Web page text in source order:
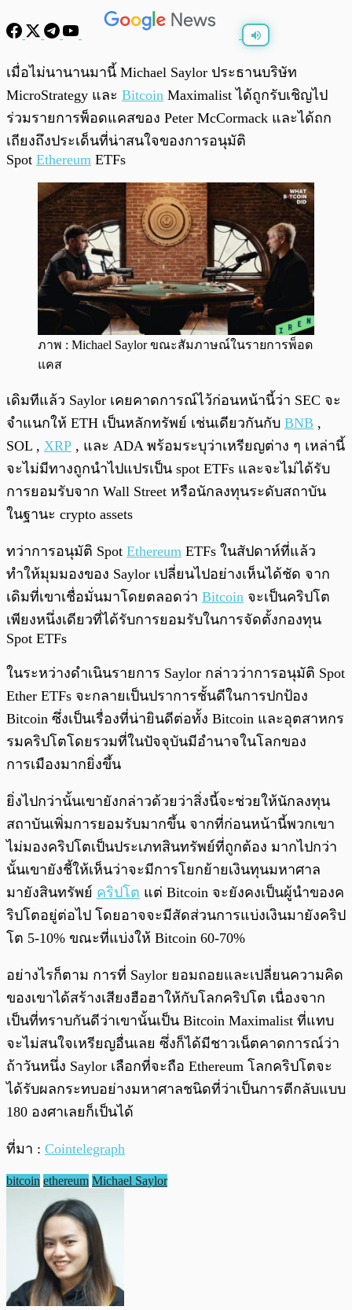
0:00/
เมื่อไม่นานานมานี้ Michael Saylor ประธานบริษัท
MicroStrategy และ Bitcoin Maximalist ได้ถูกรับเชิญไป
ร่วมรายการพ็อดแคสของ Peter McCormack และได้ถก
เถียงถึงประเด็นที่น่าสนใจของการอนุมัติ
Spot Ethereum ETFs
ภาพ : Michael Saylor ขณะสัมภาษณ์ในรายการพ็อด
แคส
เดิมทีแล้ว Saylor เคยคาดการณ์ไว้ก่อนหน้านี้ว่า SEC จะ
จำแนกให้ ETH เป็นหลักทรัพย์ เช่นเดียวกันกับ BNB ,
SOL , XRP , และ ADA พร้อมระบุว่าเหรียญต่าง ๆ เหล่านี้
จะไม่มีทางถูกนำไปแปรเป็น spot ETFs และจะไม่ได้รับ
การยอมรับจาก Wall Street หรือนักลงทุนระดับสถาบัน
ในฐานะ crypto assets
ทว่าการอนุมัติ Spot Ethereum ETFs ในสัปดาห์ที่แล้ว
ทำให้มุมมองของ Saylor เปลี่ยนไปอย่างเห็นได้ชัด จาก
เดิมที่เขาเชื่อมั่นมาโดยตลอดว่า Bitcoin จะเป็นคริปโต
เพียงหนึ่งเดียวที่ได้รับการยอมรับในการจัดตั้งกองทุน
Spot ETFs
ในระหว่างดำเนินรายการ Saylor กล่าวว่าการอนุมัติ Spot
Ether ETFs จะกลายเป็นปราการชั้นดีในการปกป้อง
Bitcoin ซึ่งเป็นเรื่องที่น่ายินดีต่อทั้ง Bitcoin และอุตสาหกร
รมคริปโตโดยรวมที่ในปัจจุบันมีอำนาจในโลกของ
การเมืองมากยิ่งขึ้น
ยิ่งไปกว่านั้นเขายังกล่าวด้วยว่าสิ่งนี้จะช่วยให้นักลงทุน
สถาบันเพิ่มการยอมรับมากขึ้น จากที่ก่อนหน้านี้พวกเขา
ไม่มองคริปโตเป็นประเภทสินทรัพย์ที่ถูกต้อง มากไปกว่า
นั้นเขายังชี้ให้เห็นว่าจะมีการโยกย้ายเงินทุนมหาศาล
มายังสินทรัพย์ คริปโต แต่ Bitcoin จะยังคงเป็นผู้นำของค
ริปโตอยู่ต่อไป โดยอาจจะมีสัดส่วนการแบ่งเงินมายังคริป
โต 5-10% ขณะที่แบ่งให้ Bitcoin 60-70%
อย่างไรก็ตาม การที่ Saylor ยอมถอยและเปลี่ยนความคิด
ของเขาได้สร้างเสียงฮือฮาให้กับโลกคริปโต เนื่องจาก
เป็นที่ทราบกันดีว่าเขานั้นเป็น Bitcoin Maximalist ที่แทบ
จะไม่สนใจเหรียญอื่นเลย ซึ่งก็ได้มีชาวเน็ตคาดการณ์ว่า
ถ้าวันหนึ่ง Saylor เลือกที่จะถือ Ethereum โลกคริปโตจะ
ได้รับผลกระทบอย่างมหาศาลชนิดที่ว่าเป็นการตีกลับแบบ
180 องศาเลยก็เป็นได้
ที่มา : Cointelegraph
bitcoin ethereum Michael Saylor